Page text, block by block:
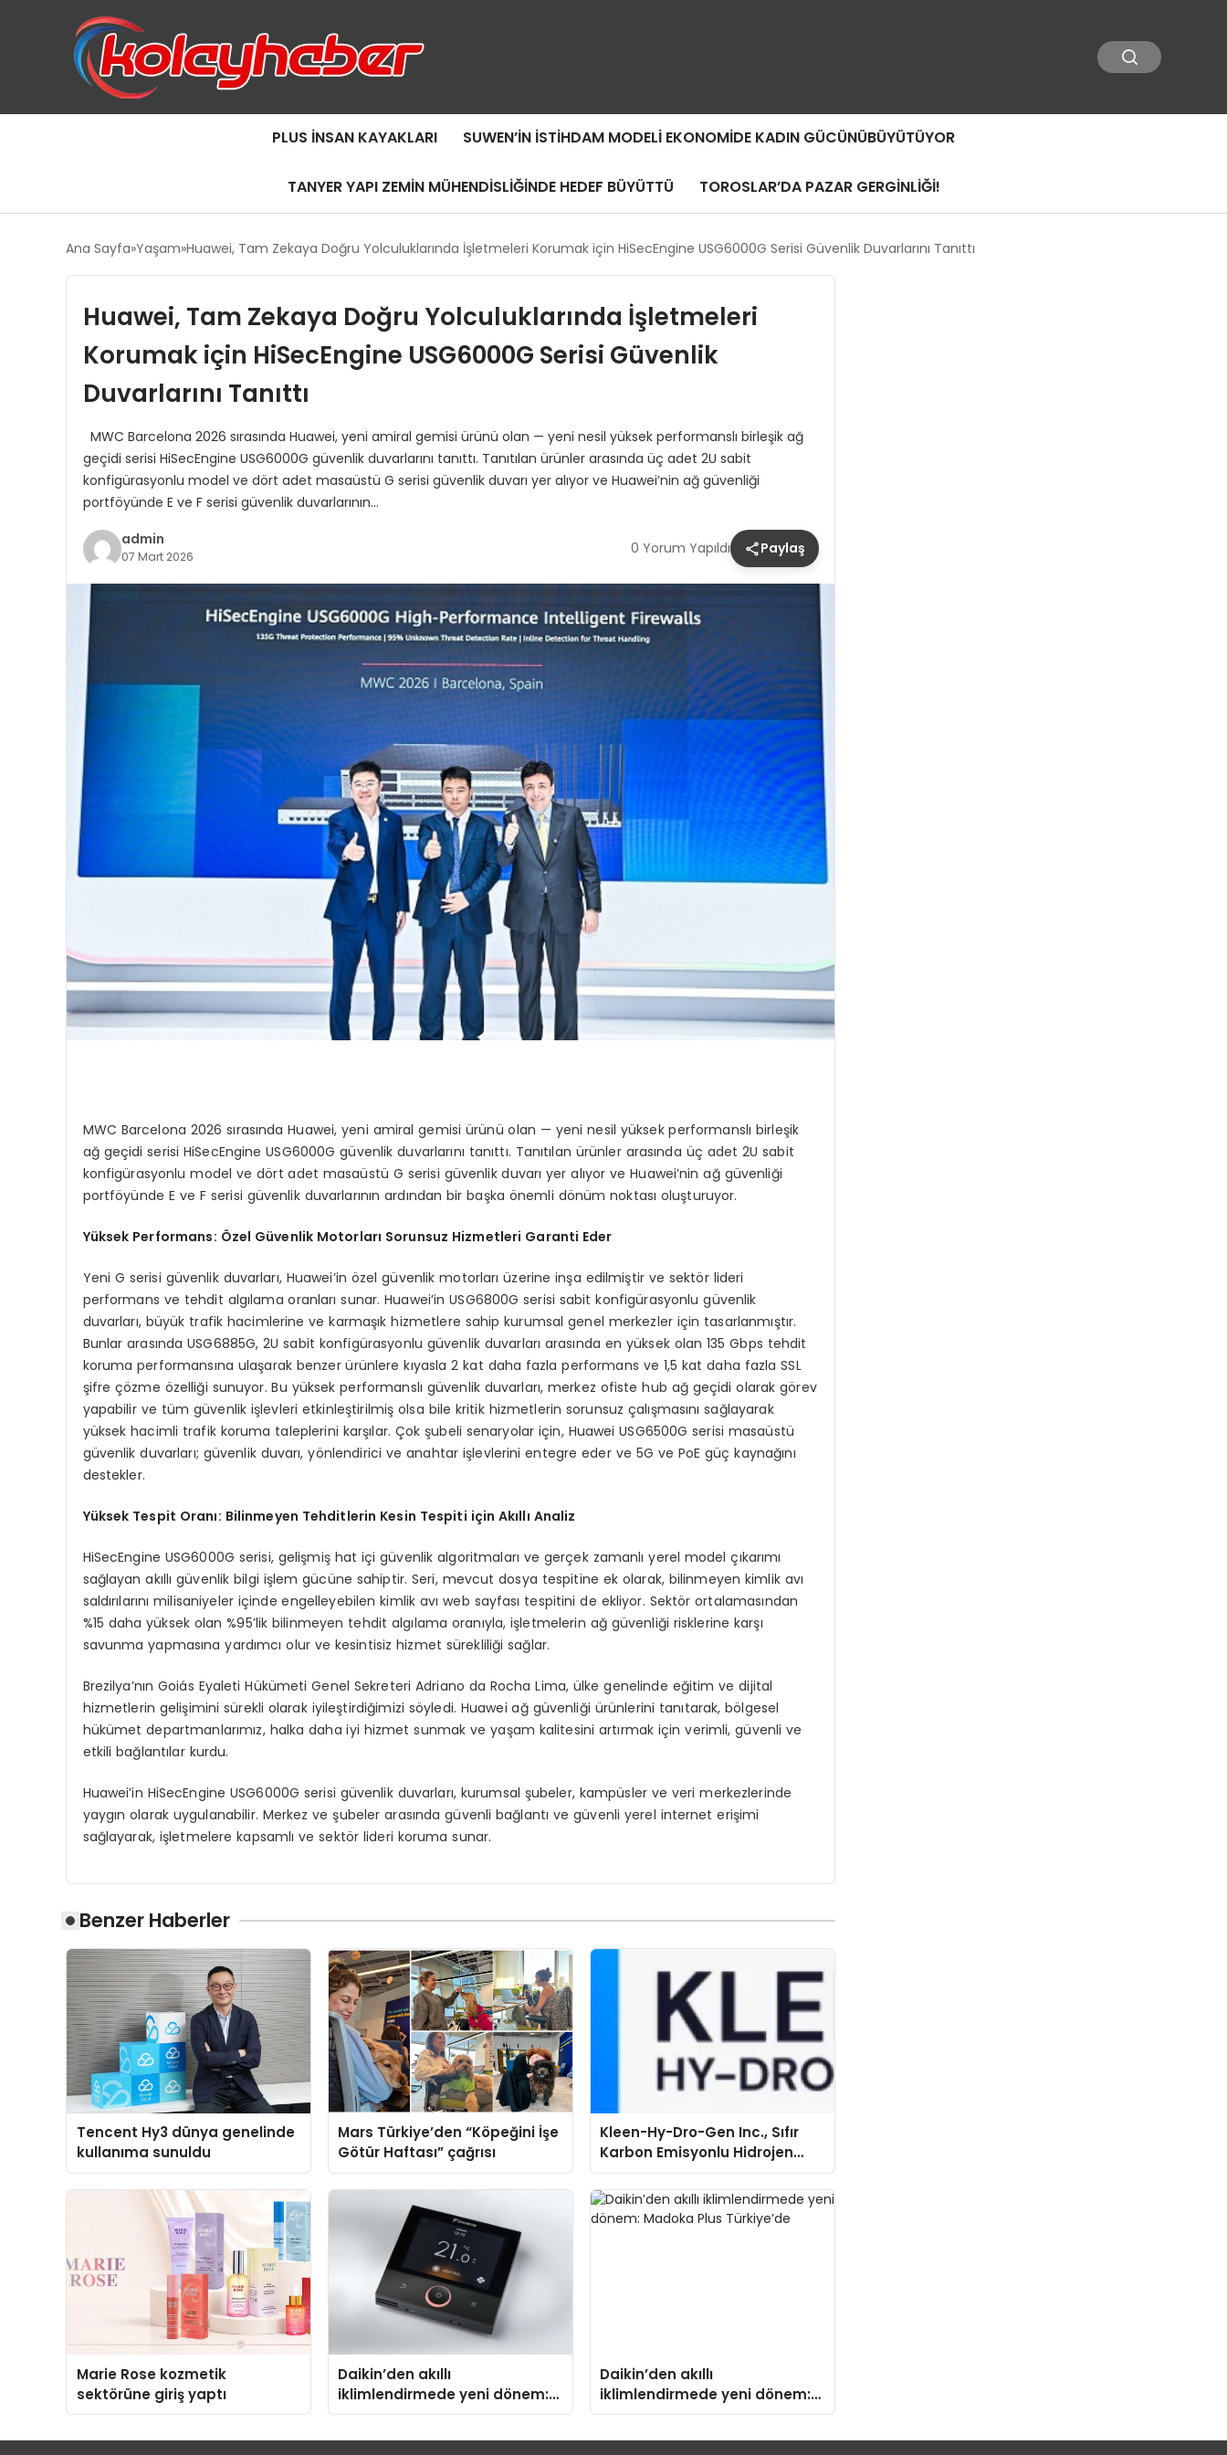
PLUS İNSAN KAYAKLARI SUWEN’IN İSTIHDAM MODELI EKONOMIDE KADIN GÜCÜNÜBÜYÜTÜYOR
TANYER YAPI ZEMIN MÜHENDISLIĞINDE HEDEF BÜYÜTTÜ TOROSLAR’DA PAZAR GERGİNLİĞİ!
Ana Sayfa Yaşam Huawei, Tam Zekaya Doğru Yolculuklarında İşletmeleri Korumak için HiSecEngine USG6000G Serisi Güvenlik Duvarlarını Tanıttı
Huawei, Tam Zekaya Doğru Yolculuklarında İşletmeleri
Korumak için HiSecEngine USG6000G Serisi Güvenlik
Duvarlarını Tanıttı
MWC Barcelona 2026 sırasında Huawei, yeni amiral gemisi ürünü olan — yeni nesil yüksek performanslı birleşik ağ
geçidi serisi HiSecEngine USG6000G güvenlik duvarlarını tanıttı. Tanıtılan ürünler arasında üç adet 2U sabit
konfigürasyonlu model ve dört adet masaüstü G serisi güvenlik duvarı yer alıyor ve Huawei’nin ağ güvenliği
portföyünde E ve F serisi güvenlik duvarlarının…
admin
07 Mart 2026 0 Yorum Yapıldı Paylaş
MWC Barcelona 2026 sırasında Huawei, yeni amiral gemisi ürünü olan — yeni nesil yüksek performanslı birleşik
ağ geçidi serisi HiSecEngine USG6000G güvenlik duvarlarını tanıttı. Tanıtılan ürünler arasında üç adet 2U sabit
konfigürasyonlu model ve dört adet masaüstü G serisi güvenlik duvarı yer alıyor ve Huawei’nin ağ güvenliği
portföyünde E ve F serisi güvenlik duvarlarının ardından bir başka önemli dönüm noktası oluşturuyor.
Yüksek Performans: Özel Güvenlik Motorları Sorunsuz Hizmetleri Garanti Eder
Yeni G serisi güvenlik duvarları, Huawei’in özel güvenlik motorları üzerine inşa edilmiştir ve sektör lideri
performans ve tehdit algılama oranları sunar. Huawei’in USG6800G serisi sabit konfigürasyonlu güvenlik
duvarları, büyük trafik hacimlerine ve karmaşık hizmetlere sahip kurumsal genel merkezler için tasarlanmıştır.
Bunlar arasında USG6885G, 2U sabit konfigürasyonlu güvenlik duvarları arasında en yüksek olan 135 Gbps tehdit
koruma performansına ulaşarak benzer ürünlere kıyasla 2 kat daha fazla performans ve 1,5 kat daha fazla SSL
şifre çözme özelliği sunuyor. Bu yüksek performanslı güvenlik duvarları, merkez ofiste hub ağ geçidi olarak görev
yapabilir ve tüm güvenlik işlevleri etkinleştirilmiş olsa bile kritik hizmetlerin sorunsuz çalışmasını sağlayarak
yüksek hacimli trafik koruma taleplerini karşılar. Çok şubeli senaryolar için, Huawei USG6500G serisi masaüstü
güvenlik duvarları; güvenlik duvarı, yönlendirici ve anahtar işlevlerini entegre eder ve 5G ve PoE güç kaynağını
destekler.
Yüksek Tespit Oranı: Bilinmeyen Tehditlerin Kesin Tespiti için Akıllı Analiz
HiSecEngine USG6000G serisi, gelişmiş hat içi güvenlik algoritmaları ve gerçek zamanlı yerel model çıkarımı
sağlayan akıllı güvenlik bilgi işlem gücüne sahiptir. Seri, mevcut dosya tespitine ek olarak, bilinmeyen kimlik avı
saldırılarını milisaniyeler içinde engelleyebilen kimlik avı web sayfası tespitini de ekliyor. Sektör ortalamasından
%15 daha yüksek olan %95’lik bilinmeyen tehdit algılama oranıyla, işletmelerin ağ güvenliği risklerine karşı
savunma yapmasına yardımcı olur ve kesintisiz hizmet sürekliliği sağlar.
Brezilya’nın Goiás Eyaleti Hükümeti Genel Sekreteri Adriano da Rocha Lima, ülke genelinde eğitim ve dijital
hizmetlerin gelişimini sürekli olarak iyileştirdiğimizi söyledi. Huawei ağ güvenliği ürünlerini tanıtarak, bölgesel
hükümet departmanlarımız, halka daha iyi hizmet sunmak ve yaşam kalitesini artırmak için verimli, güvenli ve
etkili bağlantılar kurdu.
Huawei’in HiSecEngine USG6000G serisi güvenlik duvarları, kurumsal şubeler, kampüsler ve veri merkezlerinde
yaygın olarak uygulanabilir. Merkez ve şubeler arasında güvenli bağlantı ve güvenli yerel internet erişimi
sağlayarak, işletmelere kapsamlı ve sektör lideri koruma sunar.
Benzer Haberler
Tencent Hy3 dünya genelinde
kullanıma sunuldu
Mars Türkiye’den “Köpeğini İşe
Götür Haftası” çağrısı
Kleen-Hy-Dro-Gen Inc., Sıfır
Karbon Emisyonlu Hidrojen
Isıtma Teknolojisinde ISO ve
TSSA Düzenleyici Onaylarını
Aldı
Marie Rose kozmetik
sektörüne giriş yaptı
Daikin’den akıllı
iklimlendirmede yeni dönem:
Madoka Plus Türkiye’de
Daikin’den akıllı
iklimlendirmede yeni dönem:
Madoka Plus Türkiye’de